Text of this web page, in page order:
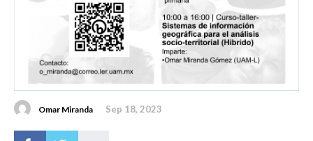
Omar Miranda Sep 18, 2023